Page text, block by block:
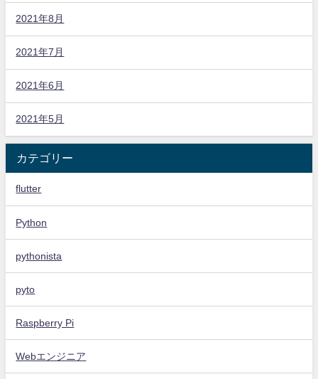
2021年8月
2021年7月
2021年6月
2021年5月
カテゴリー
flutter
Python
pythonista
pyto
Raspberry Pi
Webエンジニア